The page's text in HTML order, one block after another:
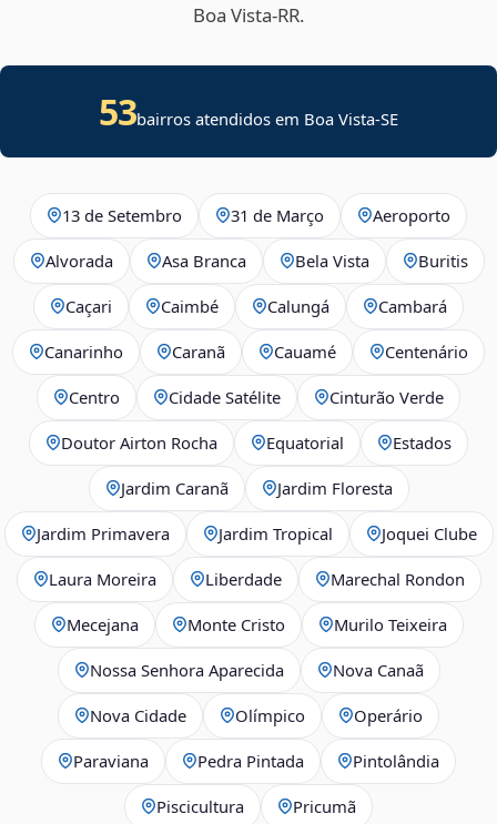
Boa Vista‑RR.
53bairros atendidos em Boa Vista-SE
13 de Setembro 31 de Março Aeroporto
Alvorada Asa Branca Bela Vista Buritis
Caçari Caimbé Calungá Cambará
Canarinho Caranã Cauamé Centenário
Centro Cidade Satélite Cinturão Verde
Doutor Airton Rocha Equatorial Estados
Jardim Caranã Jardim Floresta
Jardim Primavera Jardim Tropical Joquei Clube
Laura Moreira Liberdade Marechal Rondon
Mecejana Monte Cristo Murilo Teixeira
Nossa Senhora Aparecida Nova Canaã
Nova Cidade Olímpico Operário
Paraviana Pedra Pintada Pintolândia
Piscicultura Pricumã